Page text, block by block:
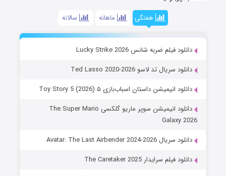
هفتگی ماهانه سالانه
دانلود فیلم ضربه شانس Lucky Strike 2026
دانلود سریال تد لاسو Ted Lasso 2020-2026
دانلود انیمیشن داستان اسباب‌بازی ۵ Toy Story 5 (2026)
دانلود انیمیشن سوپر ماریو گلکسی The Super Mario
Galaxy 2026
دانلود سریال Avatar: The Last Airbender 2024-2026
دانلود فیلم سرایدار The Caretaker 2025